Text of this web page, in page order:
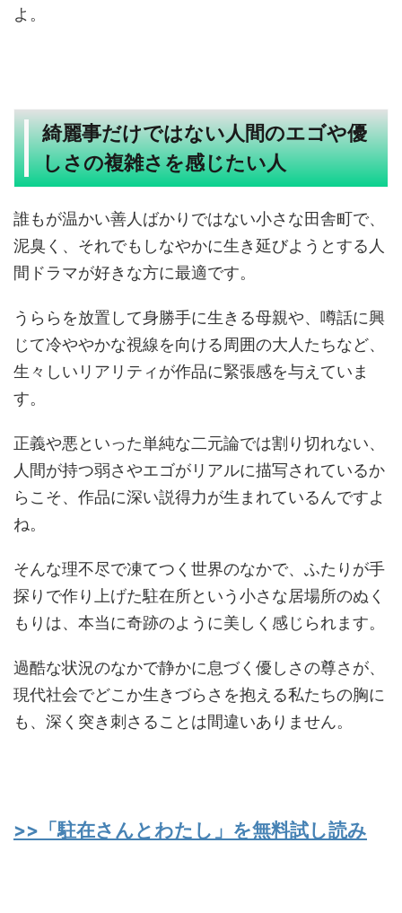
よ。
綺麗事だけではない人間のエゴや優
しさの複雑さを感じたい人
誰もが温かい善人ばかりではない小さな田舎町で、
泥臭く、それでもしなやかに生き延びようとする人
間ドラマが好きな方に最適です。
うららを放置して身勝手に生きる母親や、噂話に興
じて冷ややかな視線を向ける周囲の大人たちなど、
生々しいリアリティが作品に緊張感を与えていま
す。
正義や悪といった単純な二元論では割り切れない、
人間が持つ弱さやエゴがリアルに描写されているか
らこそ、作品に深い説得力が生まれているんですよ
ね。
そんな理不尽で凍てつく世界のなかで、ふたりが手
探りで作り上げた駐在所という小さな居場所のぬく
もりは、本当に奇跡のように美しく感じられます。
過酷な状況のなかで静かに息づく優しさの尊さが、
現代社会でどこか生きづらさを抱える私たちの胸に
も、深く突き刺さることは間違いありません。
>>「駐在さんとわたし」を無料試し読み